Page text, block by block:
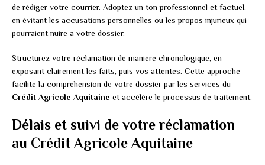
de rédiger votre courrier. Adoptez un ton professionnel et factuel,
en évitant les accusations personnelles ou les propos injurieux qui
pourraient nuire à votre dossier.
Structurez votre réclamation de manière chronologique, en
exposant clairement les faits, puis vos attentes. Cette approche
facilite la compréhension de votre dossier par les services du
Crédit Agricole Aquitaine et accélère le processus de traitement.
Délais et suivi de votre réclamation
au Crédit Agricole Aquitaine